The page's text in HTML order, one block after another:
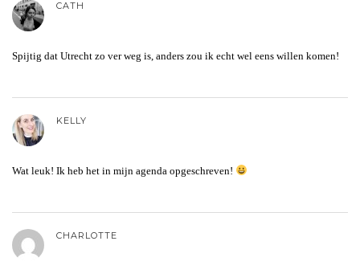
CATH
Spijtig dat Utrecht zo ver weg is, anders zou ik echt wel eens willen komen!
KELLY
Wat leuk! Ik heb het in mijn agenda opgeschreven!
CHARLOTTE